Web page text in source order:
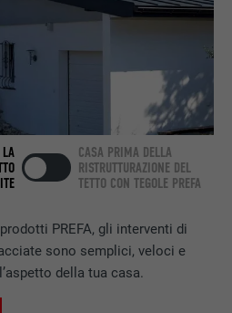
PREFA, gli interventi di
sono semplici, veloci e
della tua casa.
LA
CASA PRIMA DELLA
RISTRUTTURAZIONE DEL
TETTO CON TEGOLE PREFA
una finestra “Seguici”
il tracking dell’utilizzo di
di servizio integrate.